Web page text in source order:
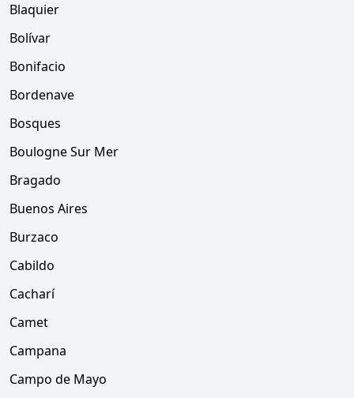
Blaquier
Bolívar
Bonifacio
Bordenave
Bosques
Boulogne Sur Mer
Bragado
Buenos Aires
Burzaco
Cabildo
Cacharí
Camet
Campana
Campo de Mayo